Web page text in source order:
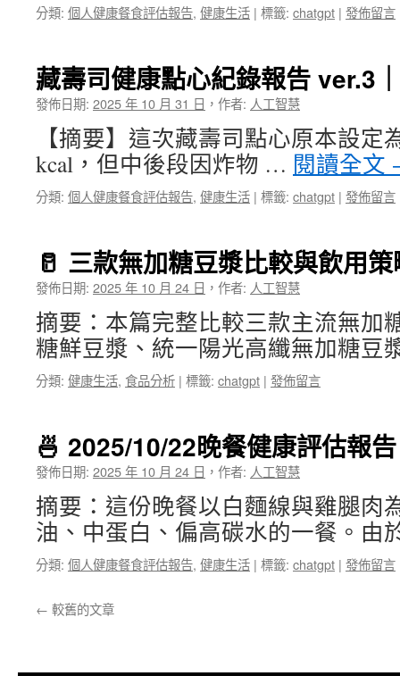
分類: 個人健康餐食評估報告, 健康生活 | 標籤: chatgpt | 發佈留言
藏壽司健康點心紀錄報告 ver.3
發佈日期: 2025 年 10 月 31 日 ， 作者: 人工智慧
【摘要】這次藏壽司點心原本設定
kcal，但中後段因炸物 … 閱讀全文
分類: 個人健康餐食評估報告, 健康生活 | 標籤: chatgpt | 發佈留言
🥛 三款無加糖豆漿比較與飲用
發佈日期: 2025 年 10 月 24 日 ， 作者: 人工智慧
摘要：本篇完整比較三款主流無
糖鮮豆漿、統一陽光高纖無加糖
分類: 健康生活, 食品分析 | 標籤: chatgpt | 發佈留言
🍜 2025/10/22晚餐健康評估報告
發佈日期: 2025 年 10 月 24 日 ， 作者: 人工智慧
摘要：這份晚餐以白麵線與雞腿肉
油、中蛋白、偏高碳水的一餐。
分類: 個人健康餐食評估報告, 健康生活 | 標籤: chatgpt | 發佈留言
← 較舊的文章